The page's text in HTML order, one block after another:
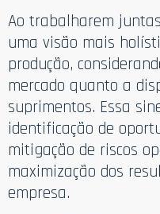
Ao trabalharem
uma visão mais
produção,
mercado quanto a
suprimentos. Essa
identificação de
mitigação de riscos
maximização dos
empresa.